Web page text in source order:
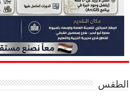
الطقس